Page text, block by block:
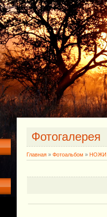
Фотогалерея
Главная » Фотоальбом » НОЖИ